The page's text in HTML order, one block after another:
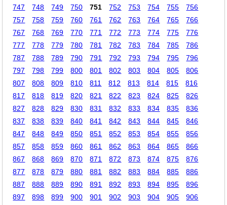
747
748 749 750 751 752 753 754 755
756
757
758 759 760 761 762 763 764 765
766
767
768 769 770 771 772 773 774 775
776
777
778 779 780 781 782 783 784 785
786
787
788 789 790 791 792 793 794 795
796
797
798 799 800 801 802 803 804 805
806
807
808 809 810 811 812 813 814 815
816
817
818 819 820 821 822 823 824 825
826
827
828 829 830 831 832 833 834 835
836
837
838 839 840 841 842 843 844 845
846
847
848 849 850 851 852 853 854 855
856
857
858 859 860 861 862 863 864 865
866
867
868 869 870 871 872 873 874 875
876
877
878 879 880 881 882 883 884 885
886
887
888 889 890 891 892 893 894 895
896
897
898 899 900 901 902 903 904 905
906